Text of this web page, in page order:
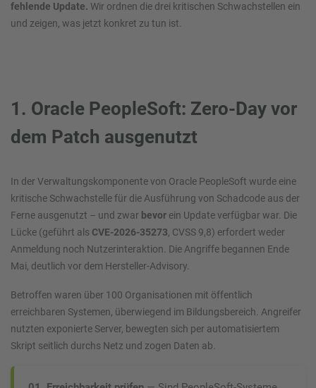
fehlende Update. Wir ordnen die drei kritischen Schwachstellen ein
und zeigen, was jetzt konkret zu tun ist.
1. Oracle PeopleSoft: Zero-Day vor
dem Patch ausgenutzt
In der Verwaltungskomponente von Oracle PeopleSoft wurde eine
kritische Schwachstelle für die Ausführung von Schadcode aus der
Ferne ausgenutzt – und zwar bevor ein Update verfügbar war. Die
Lücke (geführt als CVE-2026-35273, CVSS 9,8) erfordert weder
Anmeldung noch Nutzerinteraktion. Die Angriffe begannen Ende
Mai, deutlich vor dem Hersteller-Advisory.
Betroffen waren über 100 Organisationen mit öffentlich
erreichbaren Systemen, überwiegend im Bildungsbereich. Angreifer
nutzten exponierte Server, bewegten sich per automatisiertem
Skript seitlich durchs Netz und zogen Daten ab.